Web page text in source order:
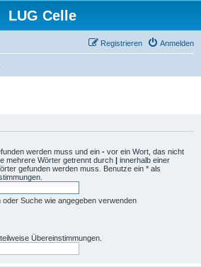
LUG Celle
Anmelden
Registrieren
werden muss und ein - vor ein Wort, das nicht
mehrere Wörter getrennt durch | innerhalb einer
gefunden werden muss. Benutze ein * als
Suche wie angegeben verwenden
Übereinstimmungen.